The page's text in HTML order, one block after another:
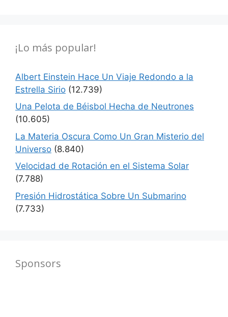
¡Lo más popular!
Albert Einstein Hace Un Viaje Redondo a la
Estrella Sirio (12.739)
Una Pelota de Béisbol Hecha de Neutrones
(10.605)
La Materia Oscura Como Un Gran Misterio del
Universo (8.840)
Velocidad de Rotación en el Sistema Solar
(7.788)
Presión Hidrostática Sobre Un Submarino
(7.733)
Sponsors